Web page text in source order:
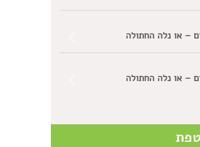
– או נלה החתולה
– או נלה החתולה